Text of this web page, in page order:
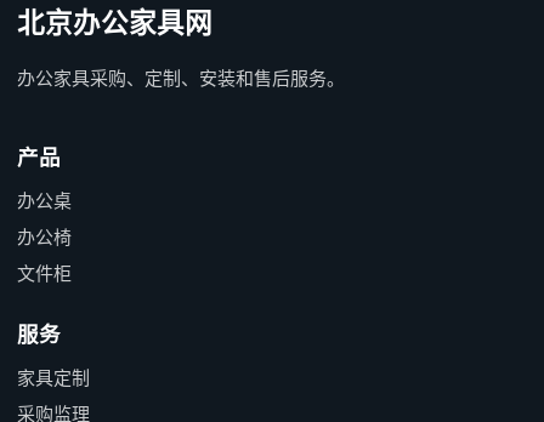
北京办公家具网
办公家具采购、定制、安装和售后服务。
产品
办公桌
办公椅
文件柜
服务
家具定制
采购监理